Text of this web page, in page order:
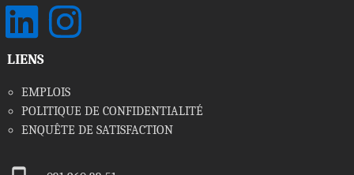
Instagram
LIENS
EMPLOIS
POLITIQUE DE CONFIDENTIALITÉ
ENQUÊTE DE SATISFACTION